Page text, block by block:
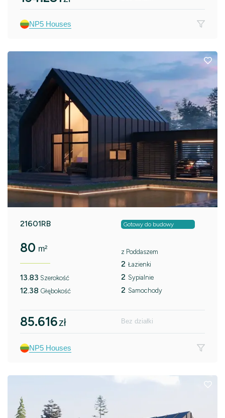
NP5 Houses
21601RB Gotowy do budowy
80 m²
13.83 Szerokość
12.38 Głębokość
z Poddaszem
2 Łazienki
2 Sypialnie
2 Samochody
85.616zł Bez działki
NP5 Houses